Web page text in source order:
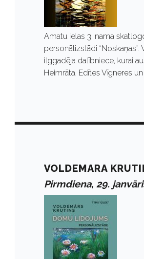
Amatu ielas 3. nama
personālizstādi “Noskaņas”.
ilggadēja dalībniece, kurai
Heimrāta, Edītes Vīgneres
VOLDEMARA
Pirmdiena, 29.